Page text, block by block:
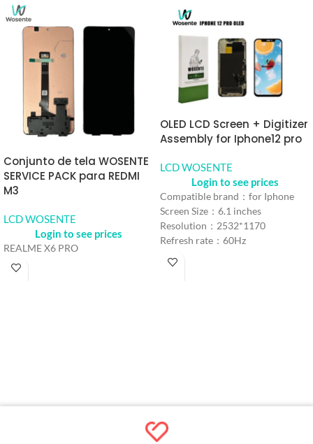
Conjunto de tela WOSENTE
SERVICE PACK para REDMI
M3
LCD WOSENTE
Login to see prices
REALME X6 PRO
OLED LCD Screen + Digitizer
Assembly for Iphone12 pro
LCD WOSENTE
Login to see prices
Compatible brand：for Iphone
Screen Size：6.1 inches
Resolution：2532*1170
Refresh rate：60Hz
Refresh rate：iPhone 12